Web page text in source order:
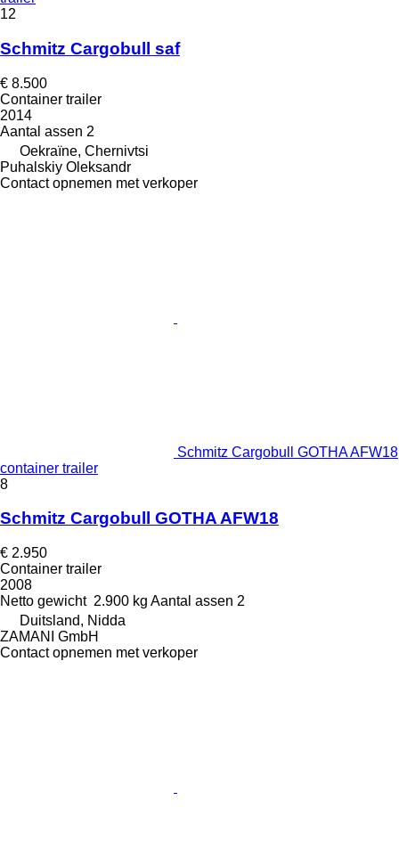
12
Schmitz Cargobull saf
€ 8.500
Container trailer
2014
Aantal assen 2
Oekraïne, Chernivtsi
Puhalskiy Oleksandr
Contact opnemen met verkoper
Schmitz Cargobull GOTHA AFW18
container trailer
8
Schmitz Cargobull GOTHA AFW18
€ 2.950
Container trailer
2008
Netto gewicht 2.900 kg Aantal assen 2
Duitsland, Nidda
ZAMANI GmbH
Contact opnemen met verkoper